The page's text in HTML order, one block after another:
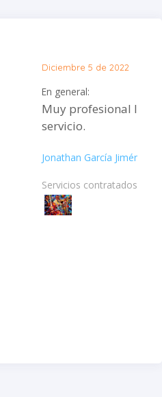
Diciembre 5 de 2022
En general:
Muy profesional la
servicio.
Jonathan García Jiménez
Servicios contratados: